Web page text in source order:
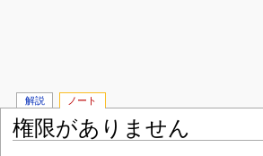
権限がありません
解説 ノート